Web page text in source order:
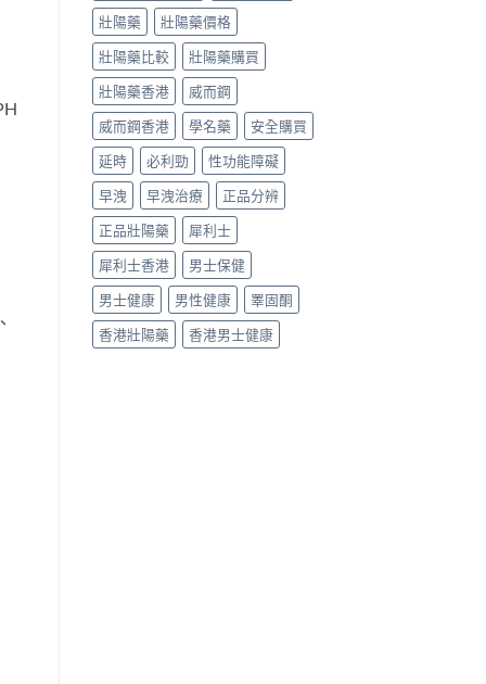
中
與
買
指
南〉
中
壯陽藥
壯陽藥價格
壯陽藥比較
壯陽藥購買
壯陽藥香港
威而鋼
威而鋼香港
學名藥
安全購買
延時
必利勁
性功能障礙
早洩
早洩治療
正品分辨
正品壯陽藥
犀利士
犀利士香港
男士保健
男士健康
男性健康
睪固酮
香港壯陽藥
香港男士健康